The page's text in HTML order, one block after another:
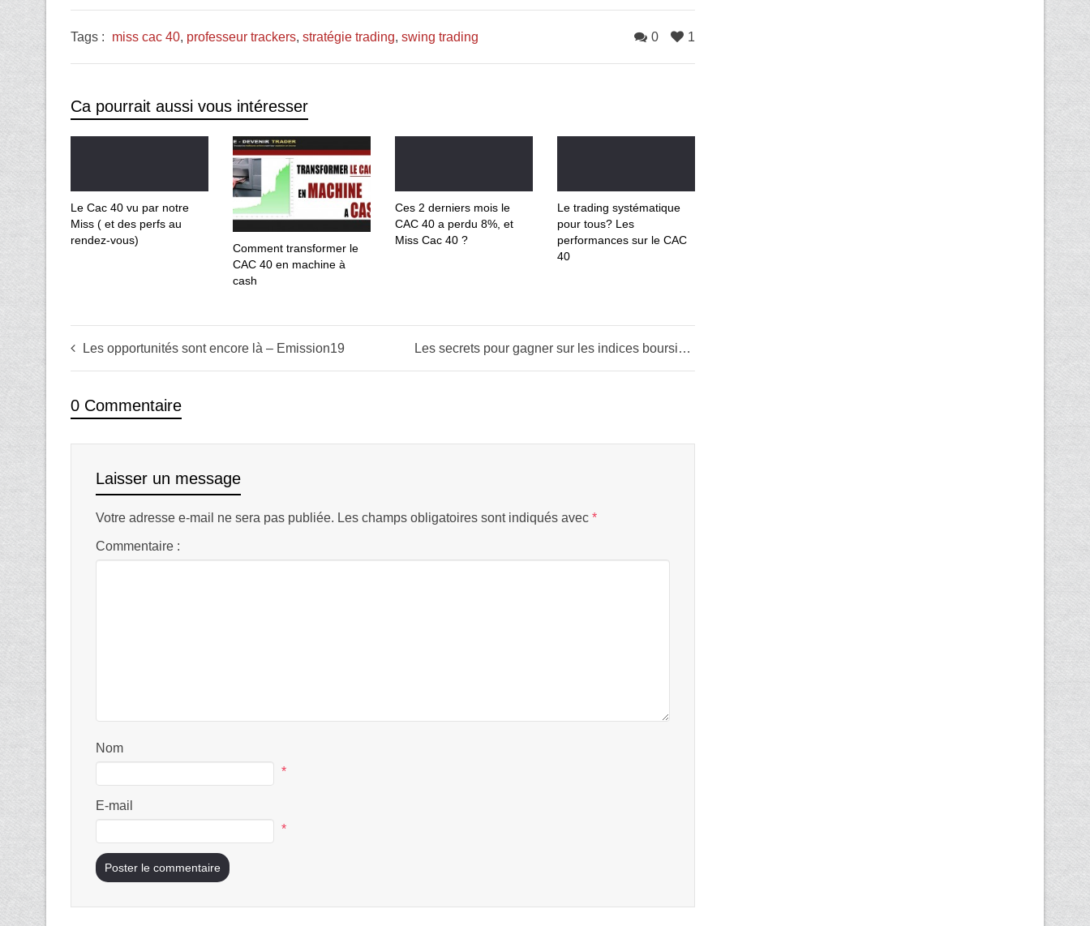
Tags : miss cac 40, professeur trackers, stratégie trading, swing trading 1
0
Ca pourrait aussi vous intéresser
Le Cac 40 vu par notre
Miss ( et des perfs au
rendez-vous)
Comment transformer le
CAC 40 en machine à
cash
Ces 2 derniers mois le
CAC 40 a perdu 8%, et
Miss Cac 40 ?
Le trading systématique
pour tous? Les
performances sur le CAC
40
Les opportunités sont encore là – Emission19 Les secrets pour gagner sur les indices boursiers
0 Commentaire
Laisser un message
Votre adresse e-mail ne sera pas publiée. Les champs obligatoires sont indiqués avec *
Commentaire :
Nom
*
E-mail
*